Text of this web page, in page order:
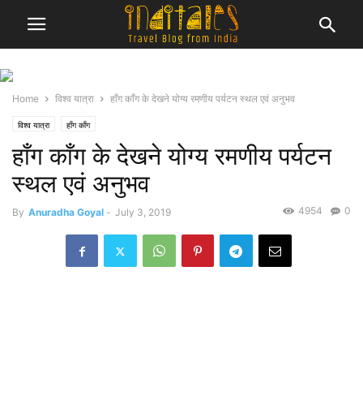
Home विश्व यात्रा हाँग काँग के देखने योग्य रमणीय पर्यटन स्थल एवं अनुभव
विश्व यात्रा हाँग काँग
हाँग काँग के देखने योग्य रमणीय पर्यटन
स्थल एवं अनुभव
By Anuradha Goyal - July 3, 2019 0
4954